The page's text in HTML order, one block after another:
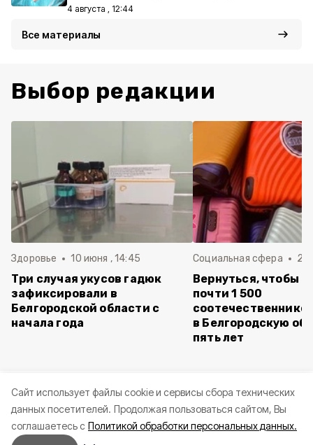
Cайт использует файлы cookie и сервисы сбора технических
данных посетителей. Продолжая пользоваться сайтом, Вы
соглашаетесь с Политикой обработки персональных данных.
4 августа , 12:44
Все материалы
Выбор редакции
Здоровье 10 июня , 14:45
Три случая укусов гадюк
зафиксировали в
Белгородской области с
начала года
Социальная сфера 20
Вернуться, чтобы
почти 1 500
в Белгородскую
пять лет